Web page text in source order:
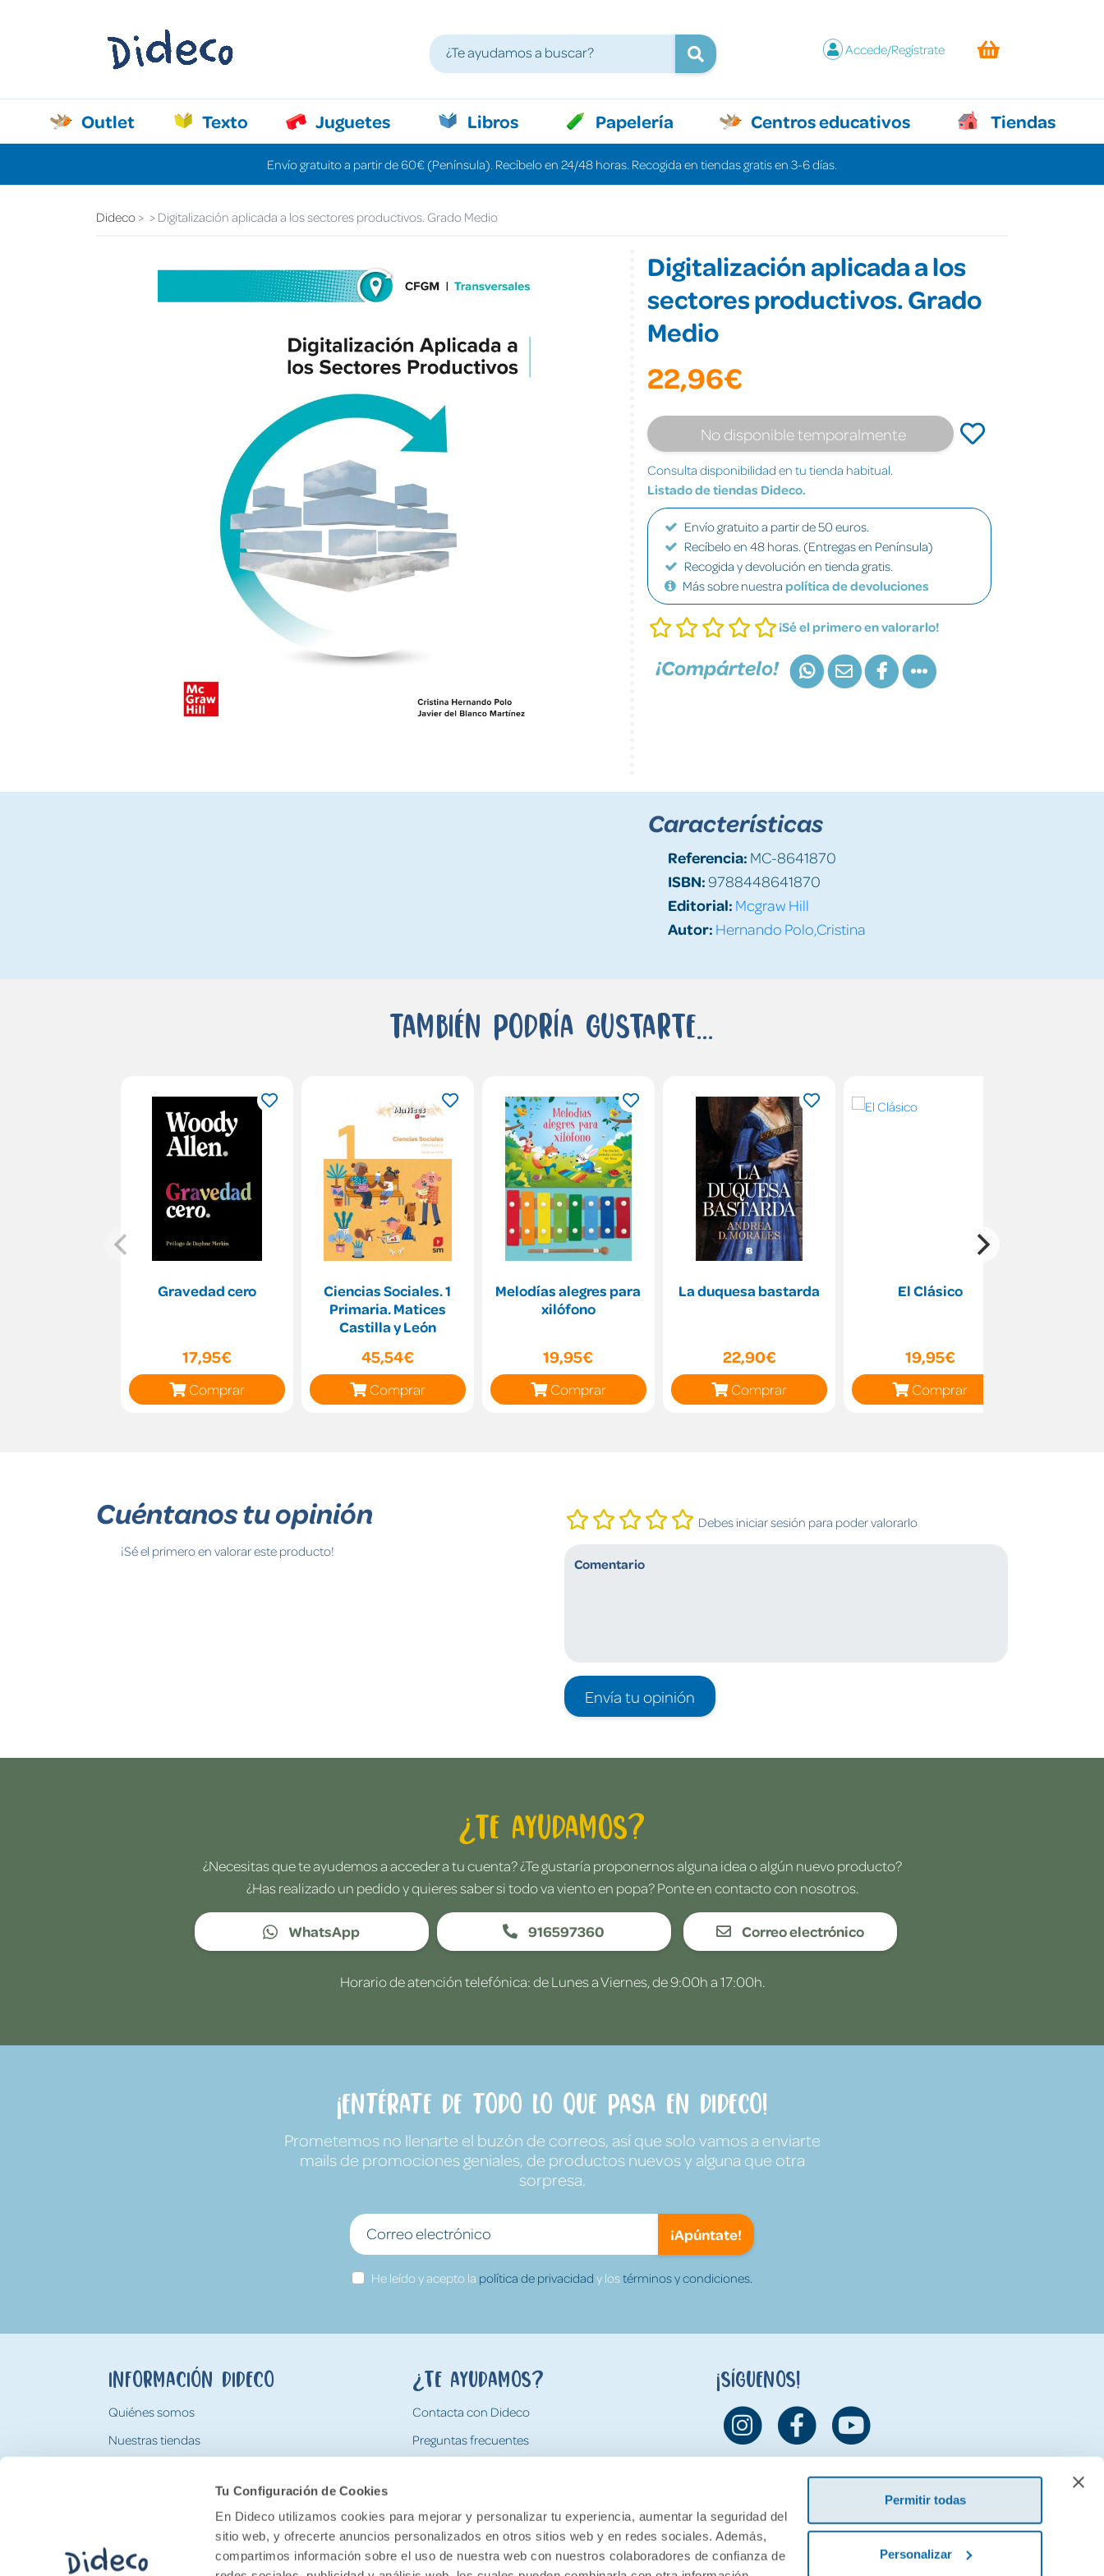
Tu Configuración de Cookies
En Dideco utilizamos cookies para mejorar y personalizar tu experiencia, aumentar la seguridad del
sitio web, y ofrecerte anuncios personalizados en otros sitios web y en redes sociales. Además,
compartimos información sobre el uso de nuestra web con nuestros colaboradores de confianza de
Permitir todas
Personalizar
Accede/Regístrate
Outlet Texto Juguetes Libros Papelería Centros educativos Tiendas
Envío gratuito a partir de 60€ (Península). Recíbelo en 24/48 horas. Recogida en tiendas gratis en 3-6 días.
Dideco Digitalización aplicada a los sectores productivos. Grado Medio
Digitalización aplicada a los
sectores productivos. Grado
Medio
22,96€
No disponible temporalmente
Consulta disponibilidad en tu tienda habitual.
Listado de tiendas Dideco.
Envío gratuito a partir de 50 euros.
Recíbelo en 48 horas. (Entregas en Península)
Recogida y devolución en tienda gratis.
Más sobre nuestra política de devoluciones
¡Sé el primero en valorarlo!
¡Compártelo!
Características
Referencia: MC-8641870
ISBN:9788448641870
Editorial: Mcgraw Hill
Autor: Hernando Polo,Cristina
También podría gustarte...
Gravedad cero
17,95€
Comprar
Ciencias Sociales. 1
Primaria. Matices
Castilla y León
45,54€
Comprar
Melodías alegres para
xilófono
19,95€
Comprar
La duquesa bastarda
22,90€
Comprar
El Clásico
19,95€
Comprar
Cuéntanos tu opinión
¡Sé el primero en valorar este producto!
Debes iniciar sesión para poder valorarlo
Envía tu opinión
¿Te ayudamos?
¿Necesitas que te ayudemos a acceder a tu cuenta? ¿Te gustaría proponernos alguna idea o algún nuevo producto?
¿Has realizado un pedido y quieres saber si todo va viento en popa? Ponte en contacto con nosotros.
WhatsApp 916597360 Correo electrónico
Horario de atención telefónica: de Lunes a Viernes, de 9:00h a 17:00h.
¡Entérate de todo lo que pasa en Dideco!
Prometemos no llenarte el buzón de correos, así que solo vamos a enviarte
mails de promociones geniales, de productos nuevos y alguna que otra
sorpresa.
¡Apúntate!
He leído y acepto la política de privacidad y lostérminos y condiciones.
Información Dideco
Quiénes somos
Nuestras tiendas
Tarjeta Regalo Dideco
¿Te ayudamos?
Contacta con Dideco
Preguntas frecuentes
Devoluciones
¡Síguenos!